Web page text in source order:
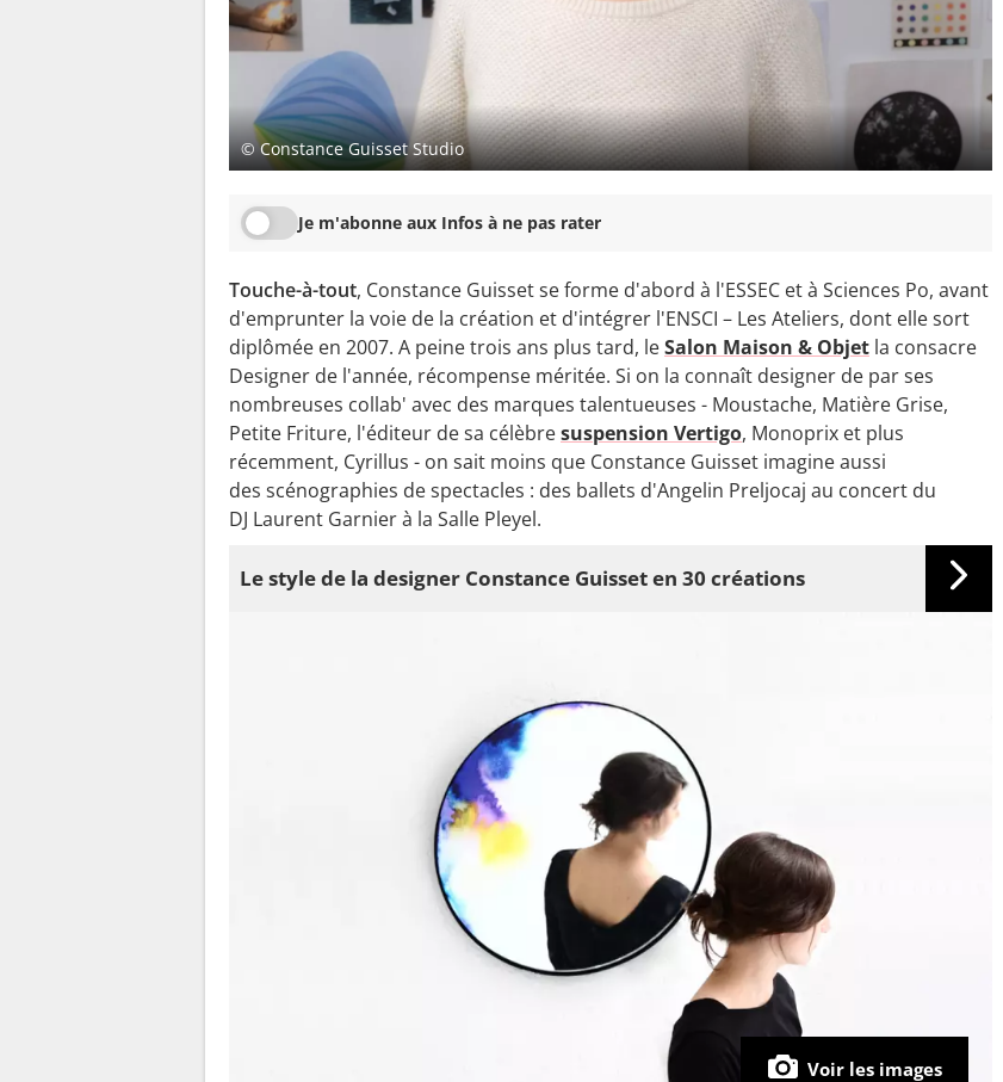
© Constance Guisset Studio
Je m'abonne aux Infos à ne pas rater
Touche-à-tout, Constance Guisset se forme d'abord à l'ESSEC et à Sciences Po, avant
d'emprunter la voie de la création et d'intégrer l'ENSCI – Les Ateliers, dont elle sort
diplômée en 2007. A peine trois ans plus tard, leSalon Maison & Objet la consacre
Designer de l'année, récompense méritée. Si on la connaît designer de par ses
nombreuses collab' avec des marques talentueuses - Moustache, Matière Grise,
Petite Friture, l'éditeur de sa célèbresuspension Vertigo, Monoprix et plus
récemment, Cyrillus - on sait moins que Constance Guisset imagine aussi
des scénographies de spectacles : des ballets d'Angelin Preljocaj au concert du
DJ Laurent Garnier à la Salle Pleyel.
Voir les images
Le style de la designer Constance Guisset en 30 créations